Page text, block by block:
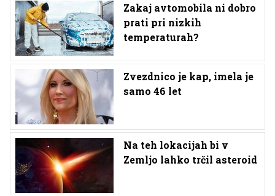
Zakaj avtomobila ni dobro
prati pri nizkih
temperaturah?
Zvezdnico je kap, imela je
samo 46 let
Na teh lokacijah bi v
Zemljo lahko trčil asteroid